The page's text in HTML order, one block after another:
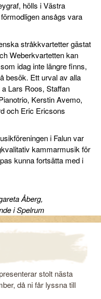
hölls i Västra
ansågs vara
stråkkvartetter gästat
Weberkvartetten kan
idag inte längre finns,
besök. Ett urval av alla
Lars Roos, Staffan
Kerstin Avemo,
och Eric Ericsons
i Falun var
kammarmusik för
kunna fortsätta med i
Åberg,
i Spelrum
stolt nästa
då ni får lyssna till